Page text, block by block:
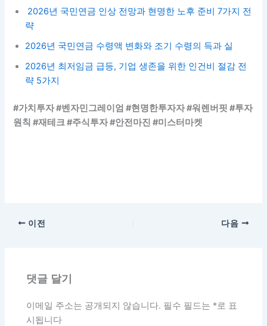
2026년 국민연금 인상 전망과 현명한 노후 준비 7가지 전
략
2026년 국민연금 수령액 변화와 조기 수령의 득과 실
2026년 최저임금 급등, 기업 생존을 위한 인건비 절감 전
략 5가지
#가치투자 #벤자민그레이엄 #현명한투자자 #워렌버핏 #투자
원칙 #재테크 #주식투자 #안전마진 #미스터마켓
이전 다음
댓글 달기
이메일 주소는 공개되지 않습니다. 필수 필드는 *로 표
시됩니다